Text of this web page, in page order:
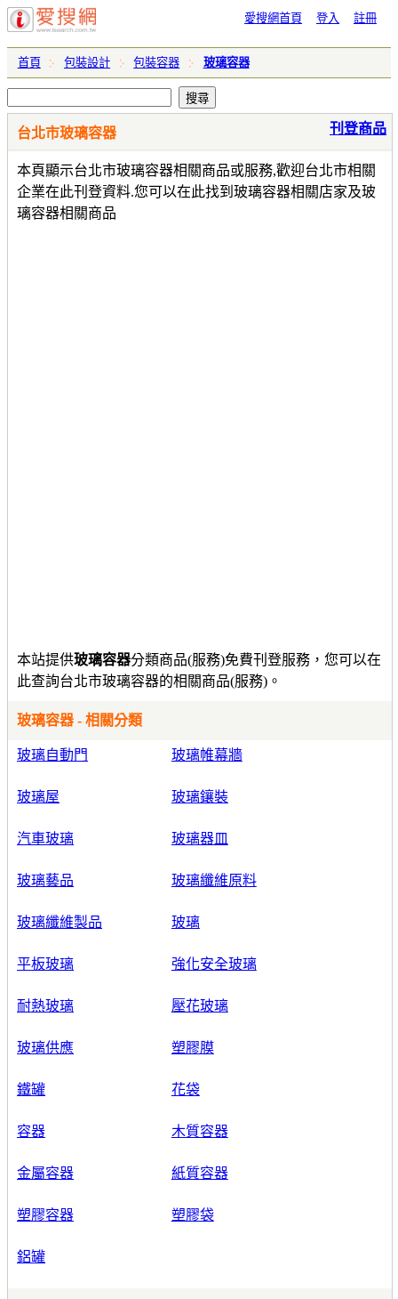
愛搜網首頁 登入 註冊
首頁 包裝設計 包裝容器 玻璃容器
台北市玻璃容器
本頁顯示台北市玻璃容器相關商品或服務,歡迎台北市相關
企業在此刊登資料.您可以在此找到玻璃容器相關店家及玻
璃容器相關商品
刊登商品
本站提供玻璃容器分類商品(服務)免費刊登服務，您可以在
此查詢台北市玻璃容器的相關商品(服務)。
玻璃容器 - 相關分類
玻璃自動門 玻璃帷幕牆
玻璃屋 玻璃鑲裝
汽車玻璃 玻璃器皿
玻璃藝品 玻璃纖維原料
玻璃纖維製品 玻璃
平板玻璃 強化安全玻璃
耐熱玻璃 壓花玻璃
玻璃供應 塑膠膜
鐵罐 花袋
容器 木質容器
金屬容器 紙質容器
塑膠容器 塑膠袋
鋁罐